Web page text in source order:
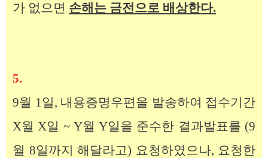
가 없으면 손해는 금전으로 배상한다.
5.
9월 1일, 내용증명우편을 발송하여 접수기간
X월 X일 ~ Y월 Y일을 준수한 결과발표를 (9
월 8일까지 해달라고) 요청하였으나, 요청한